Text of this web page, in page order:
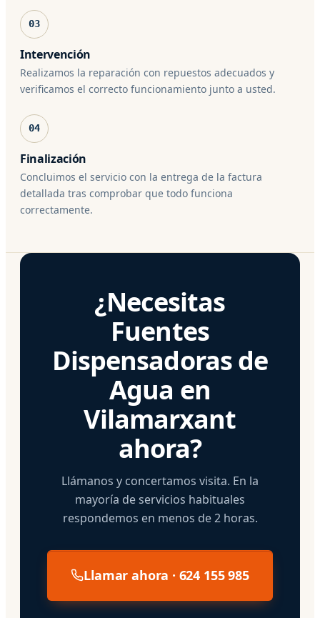
03
Intervención
Realizamos la reparación con repuestos adecuados y
verificamos el correcto funcionamiento junto a usted.
04
Finalización
Concluimos el servicio con la entrega de la factura
detallada tras comprobar que todo funciona
correctamente.
¿Necesitas
Fuentes
Dispensadoras de
Agua en
Vilamarxant
ahora?
Llámanos y concertamos visita. En la
mayoría de servicios habituales
respondemos en menos de 2 horas.
Llamar ahora · 624 155 985